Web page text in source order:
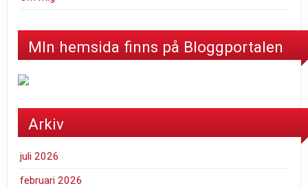
MIn hemsida finns på Bloggportalen
Arkiv
juli 2026
februari 2026